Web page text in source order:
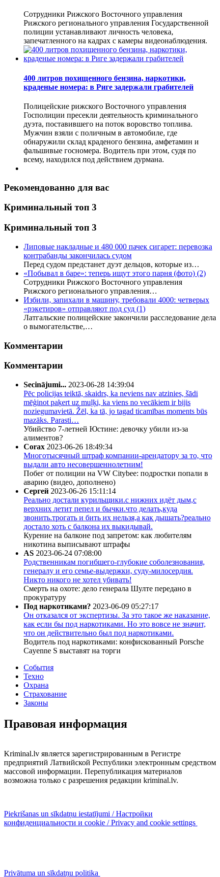
Сотрудники Рижского Восточного управления
Рижского регионального управления Государственной
полиции устанавливают личность человека,
запечатленного на кадрах с камеры видеонаблюдения.
400 литров похищенного бензина, наркотики,
краденые номера: в Риге задержали грабителей
Полицейские рижского Восточного управления
Госполиции пресекли деятельность криминального
дуэта, поставившего на поток воровство топлива.
Мужчин взяли с поличным в автомобиле, где
обнаружили склад краденого бензина, амфетамин и
фальшивые госномера. Водитель при этом, судя по
всему, находился под действием дурмана.
Рекомендованно для вас
Криминальный топ 3
Криминальный топ 3
Липовые накладные и 480 000 пачек сигарет: перевозка
контрабанды закончилась судом
Перед судом предстанет дуэт дельцов, которые из…
«Побывал в баре»: теперь ищут этого парня (фото) (2)
Сотрудники Рижского Восточного управления
Рижского регионального управления…
Избили, запихали в машину, требовали 4000: четверых
«рэкетиров» отправляют под суд (1)
Латгальские полицейские закончили расследование дела
о вымогательстве,…
Комментарии
Комментарии
Secinājumi... 2023-06-28 14:39:04
Pēc policijas teiktā, skaidrs, ka neviens nav atzinies, šādi
mēģinot paķert uz muļķi, ka viens no vecākiem ir bijis
noziegumavietā. Žēl, ka tā, jo tagad ticamības moments būs
mazāks. Parasti…
Убийство 7-летней Юстине: девочку убили из-за
алиментов?
Corax 2023-06-26 18:49:34
Многотысячный штраф компании-арендатору за то, что
выдали авто несовершеннолетним!
Побег от полиции на VW Citybee: подростки попали в
аварию (видео, дополнено)
Сергей 2023-06-26 15:11:14
Реально достали курильщики.с нижних идёт дым,с
верхних летит пепел и бычки.что делать,куда
звонить.трогать и бить их нельзя,а как дышать?реально
достало хоть с балкона их выкидывай.
Курение на балконе под запретом: как любителям
никотина выписывают штрафы
AS 2023-06-24 07:08:00
Родственникам погибшего-глубокие соболезнования,
генералу и его семье-выдержки, суду-милосердия.
Никто никого не хотел убивать!
Смерть на охоте: дело генерала Шулте передано в
прокуратуру
Под наркотиками? 2023-06-09 05:27:17
Он отказался от экспертизы. За это такое же наказание,
как если бы под наркотиками. Но это вовсе не значит,
что он действительно был под наркотиками.
Водитель под наркотиками: конфискованный Porsche
Cayenne S выставят на торги
События
Техно
Охрана
Страхование
Законы
Правовая информация
Kriminal.lv является зарегистрированным в Регистре
предприятий Латвийской Республики электронным средством
массовой информации. Перепубликация материалов
возможна только с разрешения редакции kriminal.lv.
Piekrišanas un sīkdatņu iestatījumi / Настройки
конфиденциальности и cookie / Privacy and cookie settings
Privātuma un sīkdatņu politika